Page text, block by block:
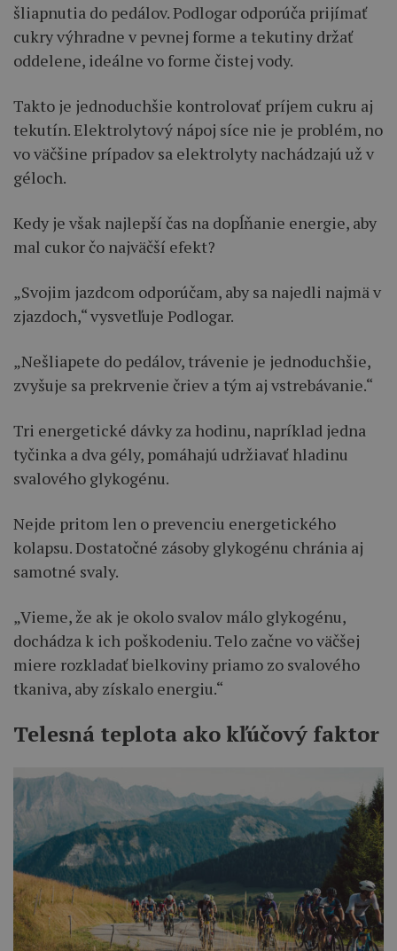
šliapnutia do pedálov. Podlogar odporúča prijímať
cukry výhradne v pevnej forme a tekutiny držať
oddelene, ideálne vo forme čistej vody.
Takto je jednoduchšie kontrolovať príjem cukru aj
tekutín. Elektrolytový nápoj síce nie je problém, no
vo väčšine prípadov sa elektrolyty nachádzajú už v
géloch.
Kedy je však najlepší čas na dopĺňanie energie, aby
mal cukor čo najväčší efekt?
„Svojim jazdcom odporúčam, aby sa najedli najmä v
zjazdoch,“ vysvetľuje Podlogar.
„Nešliapete do pedálov, trávenie je jednoduchšie,
zvyšuje sa prekrvenie čriev a tým aj vstrebávanie.“
Tri energetické dávky za hodinu, napríklad jedna
tyčinka a dva gély, pomáhajú udržiavať hladinu
svalového glykogénu.
Nejde pritom len o prevenciu energetického
kolapsu. Dostatočné zásoby glykogénu chránia aj
samotné svaly.
„Vieme, že ak je okolo svalov málo glykogénu,
dochádza k ich poškodeniu. Telo začne vo väčšej
miere rozkladať bielkoviny priamo zo svalového
tkaniva, aby získalo energiu.“
Telesná teplota ako kľúčový faktor